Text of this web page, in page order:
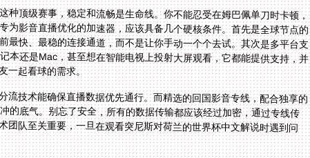
种顶级赛事，稳定和流畅是生命线。你不能忍受在姆巴佩单刀时卡顿，
为影音直播优化的加速器，应该具备几个硬核条件。首先是全球节点的
最快、最稳的连接通道，而不是让你手动一个个去试。其次是多平台支
本还是Mac，甚至想在智能电视上投射大屏观看，它都能提供支持，并
一起看球的需求。
流技术能确保直播数据优先通行。而精选的回国影音专线，配合独享的
的底气。别忘了安全，所有的数据传输都应该经过加密，通过专线传
团队至关重要，一旦在观看突尼斯对荷兰的世界杯中文解说时遇到问